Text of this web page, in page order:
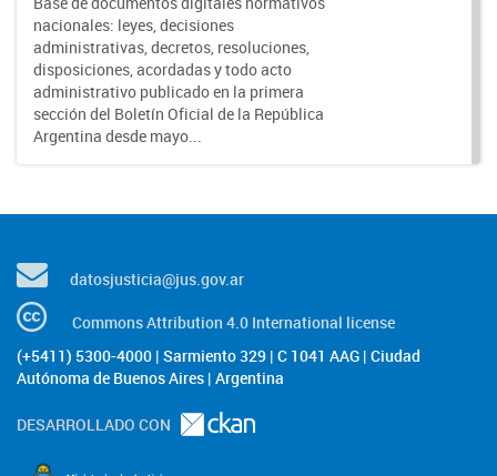
nacionales: leyes, decisiones
administrativas, decretos, resoluciones,
disposiciones, acordadas y todo acto
administrativo publicado en la primera
sección del Boletín Oficial de la República
Argentina desde mayo...
datosjusticia@jus.gov.ar
Commons Attribution 4.0 International license
(+5411) 5300-4000 | Sarmiento 329 | C 1041 AAG | Ciudad
Autónoma de Buenos Aires | Argentina
DESARROLLADO CON